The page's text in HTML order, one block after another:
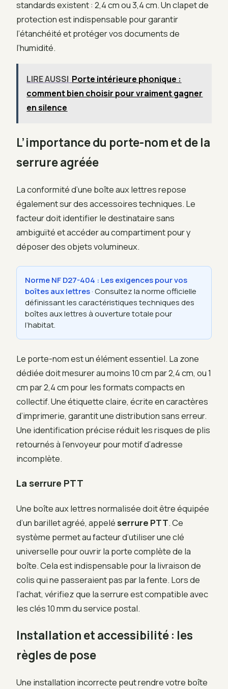
standards existent : 2,4 cm ou 3,4 cm. Un clapet de
protection est indispensable pour garantir
l’étanchéité et protéger vos documents de
l’humidité.
LIRE AUSSI Porte intérieure phonique :
comment bien choisir pour vraiment gagner
en silence
L’importance du porte-nom et de la
serrure agréée
La conformité d’une boîte aux lettres repose
également sur des accessoires techniques. Le
facteur doit identifier le destinataire sans
ambiguïté et accéder au compartiment pour y
déposer des objets volumineux.
Norme NF D27-404 : Les exigences pour vos
boîtes aux lettres· Consultez la norme officielle
définissant les caractéristiques techniques des
boîtes aux lettres à ouverture totale pour
l’habitat.
Le porte-nom est un élément essentiel. La zone
dédiée doit mesurer au moins 10 cm par 2,4 cm, ou 1
cm par 2,4 cm pour les formats compacts en
collectif. Une étiquette claire, écrite en caractères
d’imprimerie, garantit une distribution sans erreur.
Une identification précise réduit les risques de plis
retournés à l’envoyeur pour motif d’adresse
incomplète.
La serrure PTT
Une boîte aux lettres normalisée doit être équipée
d’un barillet agréé, appeléserrure PTT. Ce
système permet au facteur d’utiliser une clé
universelle pour ouvrir la porte complète de la
boîte. Cela est indispensable pour la livraison de
colis qui ne passeraient pas par la fente. Lors de
l’achat, vérifiez que la serrure est compatible avec
les clés 10 mm du service postal.
Installation et accessibilité : les
règles de pose
Une installation incorrecte peut rendre votre boîte